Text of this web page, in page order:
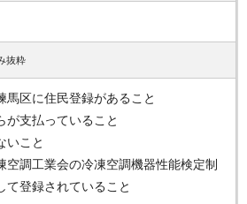
抜粋
馬区に住民登録があること
が支払っていること
いこと
空調工業会の冷凍空調機器性能検定制
て登録されていること